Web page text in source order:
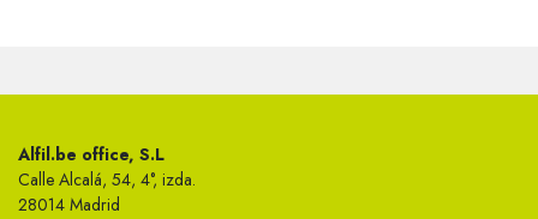
Alfil.be office, S.L
Calle Alcalá, 54, 4°, izda.
28014 Madrid